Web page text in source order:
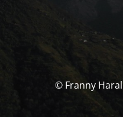
© Franny